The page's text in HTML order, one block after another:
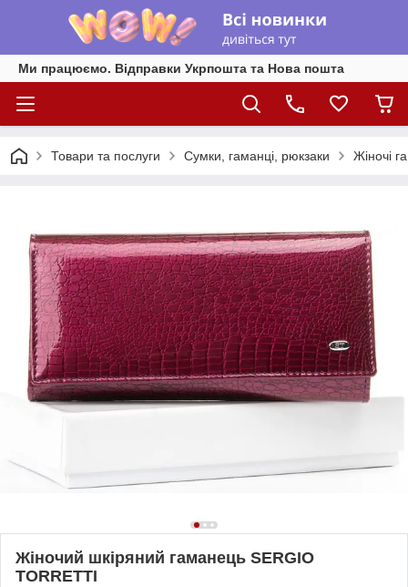
Ми працюємо. Відправки Укрпошта та Нова пошта
Товари та послуги Сумки, гаманці, рюкзаки Жіночі
Жіночий шкіряний гаманець SERGIO
TORRETTI